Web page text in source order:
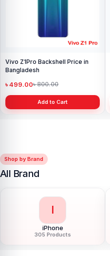
Vivo Z1Pro Backshell Price in
Bangladesh
৳ 499.00৳ 800.00
Add to Cart
Shop by Brand
All Brand
I
iPhone
305 Products